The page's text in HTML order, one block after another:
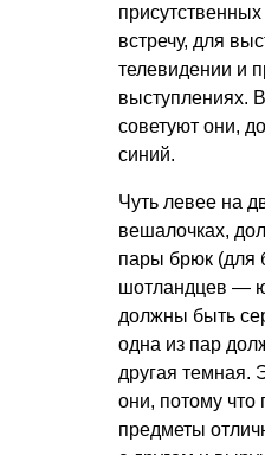
встречу, для
телевидении и
выступлениях.
советуют они,
синий.
Чуть левее на
вешалочках,
пары брюк (для
шотландцев —
должны быть
одна из пар
другая темная.
они, потому что
предметы